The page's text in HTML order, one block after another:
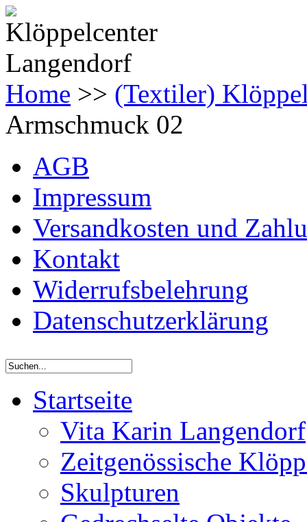
Home >> (Textiler)
Armschmuck 02
AGB
Impressum
Versandkosten und
Kontakt
Widerrufsbelehrung
Datenschutzerklärung
Startseite
Vita Karin Langendorf
Zeitgenössische
Skulpturen